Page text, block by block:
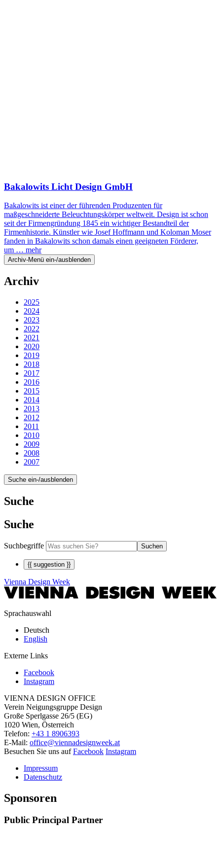
Bakalowits Licht Design GmbH
Bakalowits ist einer der führenden Produzenten für
maßgeschneiderte Beleuchtungskörper weltweit. Design ist schon
seit der Firmengründung 1845 ein wichtiger Bestandteil der
Firmenhistorie. Künstler wie Josef Hoffmann und Koloman Moser
fanden in Bakalowits schon damals einen geeigneten Förderer,
um … mehr
Archiv-Menü ein-/ausblenden
Archiv
2025
2024
2023
2022
2021
2020
2019
2018
2017
2016
2015
2014
2013
2012
2011
2010
2009
2008
2007
Suche ein-/ausblenden
Suche
Suche
Suchbegriffe Suchen
{{ suggestion }}
Vienna Design Week
Sprachauswahl
Deutsch
English
Externe Links
Facebook
Instagram
VIENNA DESIGN OFFICE
Verein Neigungsgruppe Design
Große Sperlgasse 26/5 (EG)
1020 Wien, Österreich
Telefon: +43 1 8906393
E-Mail: office@viennadesignweek.at
Besuchen Sie uns aufFacebook Instagram
Impressum
Datenschutz
Sponsoren
Public Principal Partner